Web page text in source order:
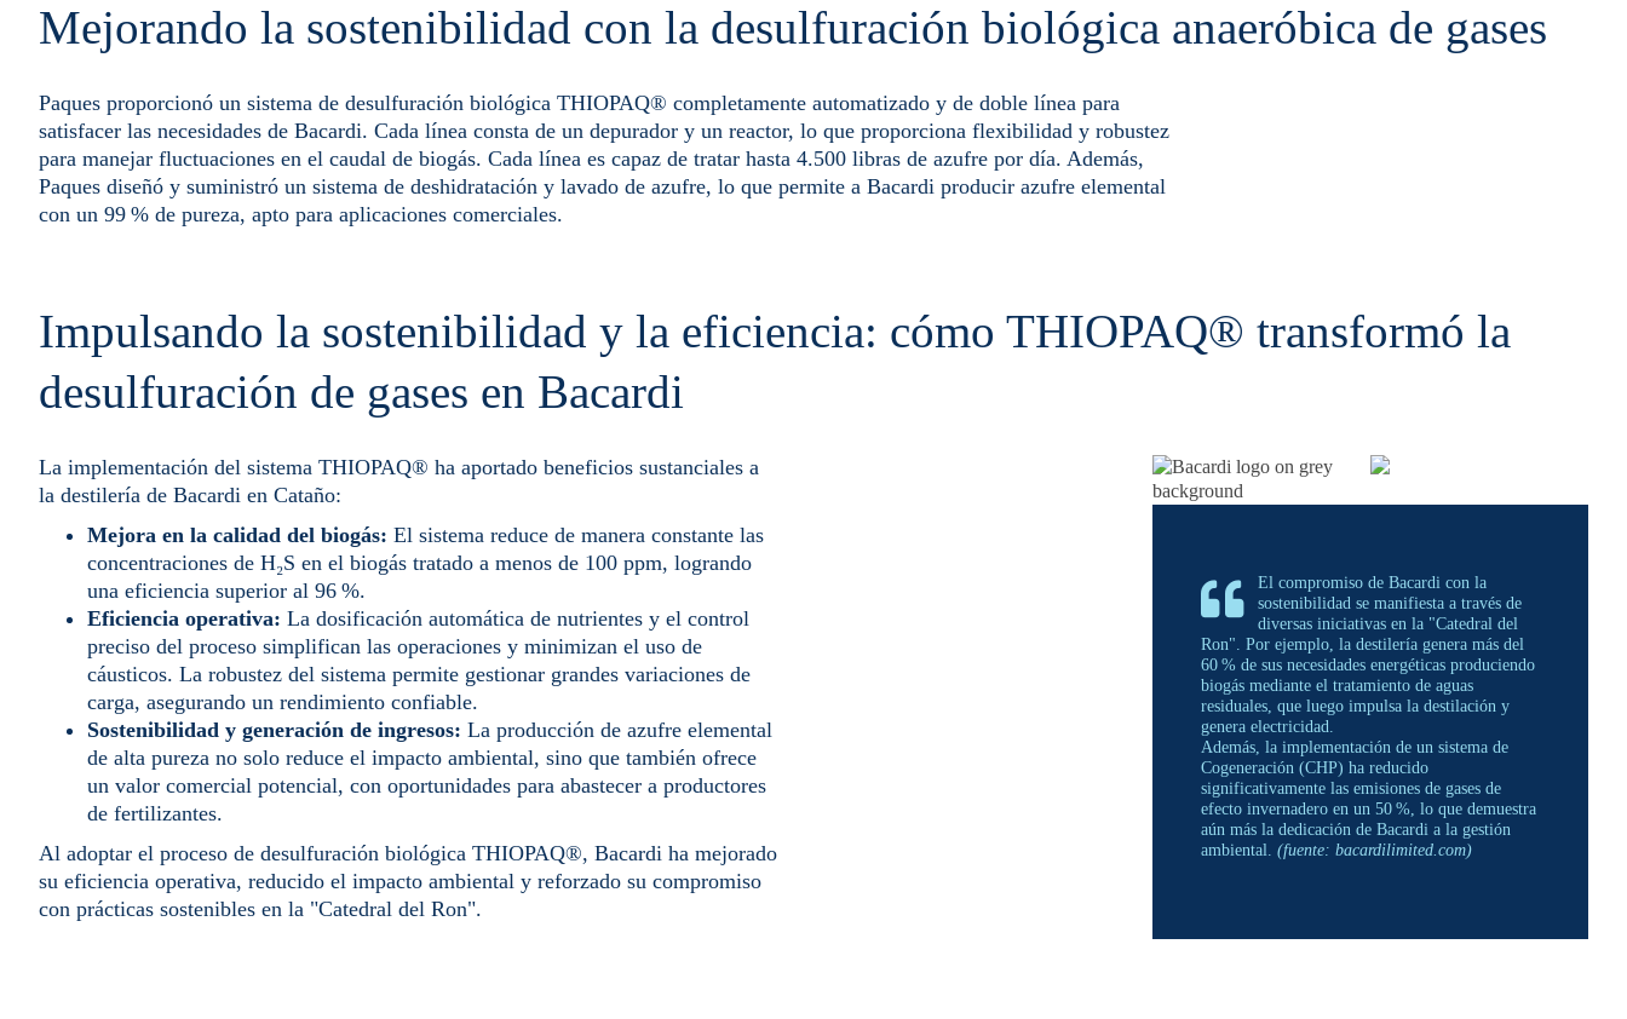
Mejorando la sostenibilidad con la desulfuración biológica anaeróbica de gases
Paques proporcionó un sistema de desulfuración biológica THIOPAQ® completamente automatizado y de doble línea para
satisfacer las necesidades de Bacardi. Cada línea consta de un depurador y un reactor, lo que proporciona flexibilidad y robustez
para manejar fluctuaciones en el caudal de biogás. Cada línea es capaz de tratar hasta 4.500 libras de azufre por día. Además,
Paques diseñó y suministró un sistema de deshidratación y lavado de azufre, lo que permite a Bacardi producir azufre elemental
con un 99 % de pureza, apto para aplicaciones comerciales.
Impulsando la sostenibilidad y la eficiencia: cómo THIOPAQ® transformó la
desulfuración de gases en Bacardi
La implementación del sistema THIOPAQ® ha aportado beneficios sustanciales a
la destilería de Bacardi en Cataño:
Mejora en la calidad del biogás: El sistema reduce de manera constante las
concentraciones de H₂S en el biogás tratado a menos de 100 ppm, logrando
una eficiencia superior al 96 %.
Eficiencia operativa: La dosificación automática de nutrientes y el control
preciso del proceso simplifican las operaciones y minimizan el uso de
cáusticos. La robustez del sistema permite gestionar grandes variaciones de
carga, asegurando un rendimiento confiable.
Sostenibilidad y generación de ingresos: La producción de azufre elemental
de alta pureza no solo reduce el impacto ambiental, sino que también ofrece
un valor comercial potencial, con oportunidades para abastecer a productores
de fertilizantes.
Al adoptar el proceso de desulfuración biológica THIOPAQ®, Bacardi ha mejorado
su eficiencia operativa, reducido el impacto ambiental y reforzado su compromiso
con prácticas sostenibles en la "Catedral del Ron".
El compromiso de Bacardi con la
sostenibilidad se manifiesta a través de
diversas iniciativas en la "Catedral del
Ron". Por ejemplo, la destilería genera más del
60 % de sus necesidades energéticas produciendo
biogás mediante el tratamiento de aguas
residuales, que luego impulsa la destilación y
genera electricidad.
Además, la implementación de un sistema de
Cogeneración (CHP) ha reducido
significativamente las emisiones de gases de
efecto invernadero en un 50 %, lo que demuestra
aún más la dedicación de Bacardi a la gestión
ambiental. (fuente: bacardilimited.com)